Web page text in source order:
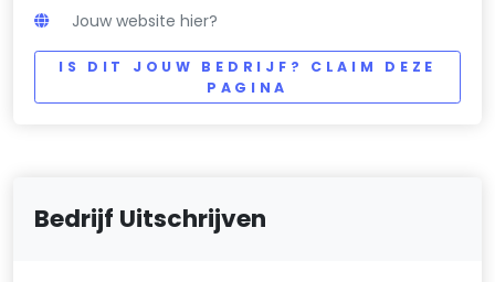
Jouw website hier?
IS DIT JOUW BEDRIJF? CLAIM DEZE
PAGINA
Bedrijf Uitschrijven